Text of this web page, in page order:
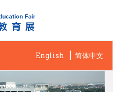
English 简体中文